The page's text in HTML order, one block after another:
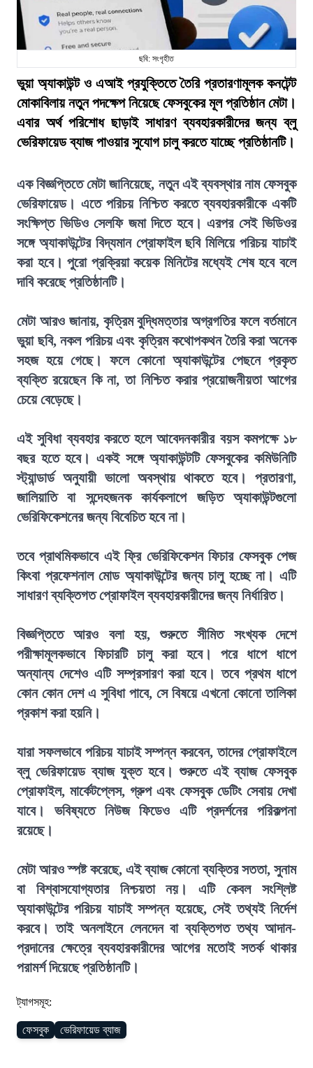
ছবি: সংগৃহীত
ভুয়া অ্যাকাউন্ট ও এআই প্রযুক্তিতে তৈরি প্রতারণামূলক কনটেন্ট
মোকাবিলায় নতুন পদক্ষেপ নিয়েছে ফেসবুকের মূল প্রতিষ্ঠান মেটা।
এবার অর্থ পরিশোধ ছাড়াই সাধারণ ব্যবহারকারীদের জন্য ব্লু
ভেরিফায়েড ব্যাজ পাওয়ার সুযোগ চালু করতে যাচ্ছে প্রতিষ্ঠানটি।
এক বিজ্ঞপ্তিতে মেটা জানিয়েছে, নতুন এই ব্যবস্থার নাম ফেসবুক
ভেরিফায়েড। এতে পরিচয় নিশ্চিত করতে ব্যবহারকারীকে একটি
সংক্ষিপ্ত ভিডিও সেলফি জমা দিতে হবে। এরপর সেই ভিডিওর
সঙ্গে অ্যাকাউন্টের বিদ্যমান প্রোফাইল ছবি মিলিয়ে পরিচয় যাচাই
করা হবে। পুরো প্রক্রিয়া কয়েক মিনিটের মধ্যেই শেষ হবে বলে
দাবি করেছে প্রতিষ্ঠানটি।
মেটা আরও জানায়, কৃত্রিম বুদ্ধিমত্তার অগ্রগতির ফলে বর্তমানে
ভুয়া ছবি, নকল পরিচয় এবং কৃত্রিম কথোপকথন তৈরি করা অনেক
সহজ হয়ে গেছে। ফলে কোনো অ্যাকাউন্টের পেছনে প্রকৃত
ব্যক্তি রয়েছেন কি না, তা নিশ্চিত করার প্রয়োজনীয়তা আগের
চেয়ে বেড়েছে।
এই সুবিধা ব্যবহার করতে হলে আবেদনকারীর বয়স কমপক্ষে ১৮
বছর হতে হবে। একই সঙ্গে অ্যাকাউন্টটি ফেসবুকের কমিউনিটি
স্ট্যান্ডার্ড অনুযায়ী ভালো অবস্থায় থাকতে হবে। প্রতারণা,
জালিয়াতি বা সন্দেহজনক কার্যকলাপে জড়িত অ্যাকাউন্টগুলো
ভেরিফিকেশনের জন্য বিবেচিত হবে না।
তবে প্রাথমিকভাবে এই ফ্রি ভেরিফিকেশন ফিচার ফেসবুক পেজ
কিংবা প্রফেশনাল মোড অ্যাকাউন্টের জন্য চালু হচ্ছে না। এটি
সাধারণ ব্যক্তিগত প্রোফাইল ব্যবহারকারীদের জন্য নির্ধারিত।
বিজ্ঞপ্তিতে আরও বলা হয়, শুরুতে সীমিত সংখ্যক দেশে
পরীক্ষামূলকভাবে ফিচারটি চালু করা হবে। পরে ধাপে ধাপে
অন্যান্য দেশেও এটি সম্প্রসারণ করা হবে। তবে প্রথম ধাপে
কোন কোন দেশ এ সুবিধা পাবে, সে বিষয়ে এখনো কোনো তালিকা
প্রকাশ করা হয়নি।
যারা সফলভাবে পরিচয় যাচাই সম্পন্ন করবেন, তাদের প্রোফাইলে
ব্লু ভেরিফায়েড ব্যাজ যুক্ত হবে। শুরুতে এই ব্যাজ ফেসবুক
প্রোফাইল, মার্কেটপ্লেস, গ্রুপ এবং ফেসবুক ডেটিং সেবায় দেখা
যাবে। ভবিষ্যতে নিউজ ফিডেও এটি প্রদর্শনের পরিকল্পনা
রয়েছে।
মেটা আরও স্পষ্ট করেছে, এই ব্যাজ কোনো ব্যক্তির সততা, সুনাম
বা বিশ্বাসযোগ্যতার নিশ্চয়তা নয়। এটি কেবল সংশ্লিষ্ট
অ্যাকাউন্টের পরিচয় যাচাই সম্পন্ন হয়েছে, সেই তথ্যই নির্দেশ
করবে। তাই অনলাইনে লেনদেন বা ব্যক্তিগত তথ্য আদান-
প্রদানের ক্ষেত্রে ব্যবহারকারীদের আগের মতোই সতর্ক থাকার
পরামর্শ দিয়েছে প্রতিষ্ঠানটি।
ট্যাগসমূহ:
ফেসবুক ভেরিফায়েড ব্যাজ